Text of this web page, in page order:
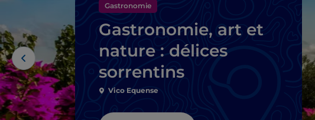
Gastronomie
Gastronomie, art et
nature : délices
sorrentins
Vico Equense